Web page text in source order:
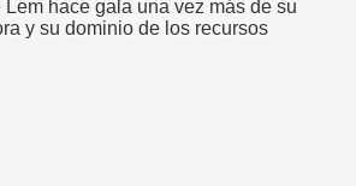
hace gala una vez más de su
y su dominio de los recursos